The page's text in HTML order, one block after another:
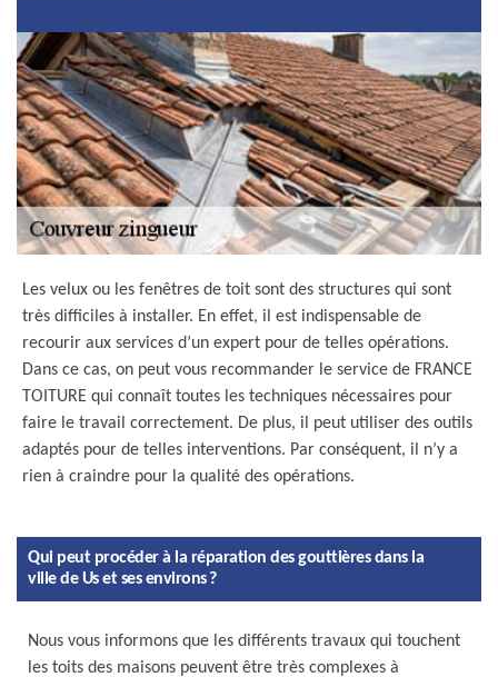
Les velux ou les fenêtres de toit sont des structures qui sont
très difficiles à installer. En effet, il est indispensable de
recourir aux services d’un expert pour de telles opérations.
Dans ce cas, on peut vous recommander le service de FRANCE
TOITURE qui connaît toutes les techniques nécessaires pour
faire le travail correctement. De plus, il peut utiliser des outils
adaptés pour de telles interventions. Par conséquent, il n’y a
rien à craindre pour la qualité des opérations.
Qui peut procéder à la réparation des gouttières dans la
ville de Us et ses environs ?
Nous vous informons que les différents travaux qui touchent
les toits des maisons peuvent être très complexes à